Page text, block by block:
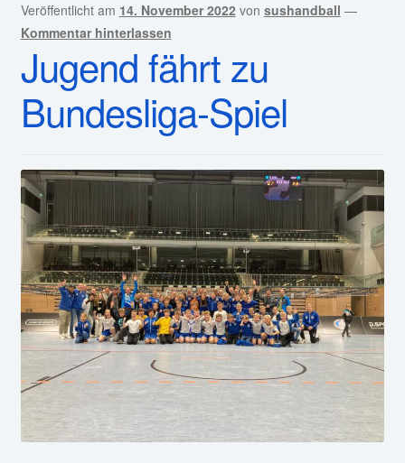
Kurse
Sponsoren
Service
Veröffentlicht am 14. November 2022 von sushandball —
Kommentar hinterlassen
Jugend fährt zu
Bundesliga-Spiel